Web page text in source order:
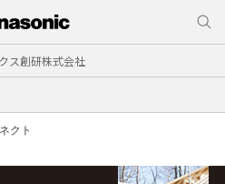
ス創研株式会社
クト